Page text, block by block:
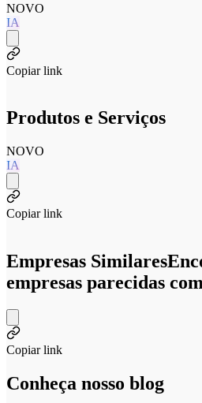
NOVO
IA
Copiar link
Produtos e Serviços
NOVO
IA
Copiar link
Empresas Similares
empresas parecidas
Copiar link
Conheça nosso blog